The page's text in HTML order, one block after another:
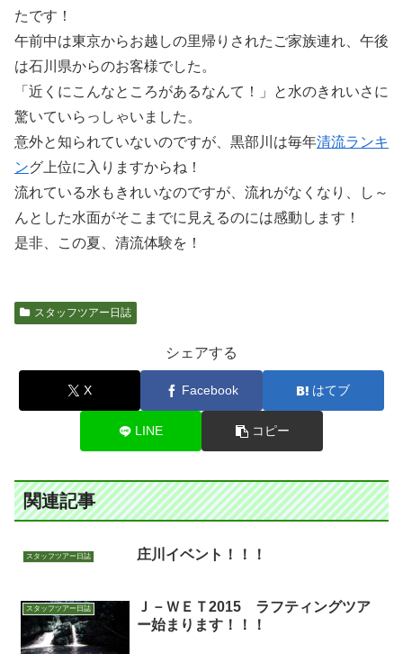
たです！
午前中は東京からお越しの里帰りされたご家族連れ、午後
は石川県からのお客様でした。
「近くにこんなところがあるなんて！」と水のきれいさに
驚いていらっしゃいました。
意外と知られていないのですが、黒部川は毎年清流ランキ
ング上位に入りますからね！
流れている水もきれいなのですが、流れがなくなり、し～
んとした水面がそこまでに見えるのには感動します！
是非、この夏、清流体験を！
スタッフツアー日誌
シェアする
X Facebook はてブ
LINE コピー
関連記事
スタッフツアー日誌 庄川イベント！！！
スタッフツアー日誌
Ｊ－ＷＥＴ2015 ラフティングツア
ー始まります！！！